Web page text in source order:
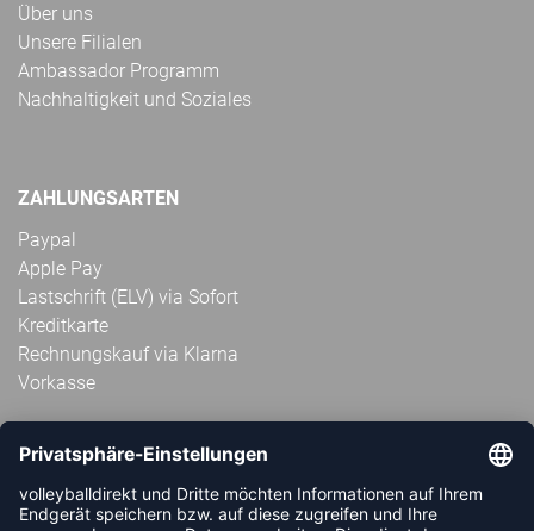
Über uns
Unsere Filialen
Ambassador Programm
Nachhaltigkeit und Soziales
ZAHLUNGSARTEN
Paypal
Apple Pay
Lastschrift (ELV) via Sofort
Kreditkarte
Rechnungskauf via Klarna
Vorkasse
ABONNIERE JETZT DEN KOSTENLOSEN
VOLLEYBALLDIREKT-NEWSLETTER UND VERPASSE KEINE
NEUIGKEIT ODER AKTION MEHR.